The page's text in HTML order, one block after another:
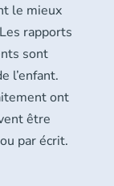
le mieux
rapports
sont
l’enfant.
ont
être
par écrit.